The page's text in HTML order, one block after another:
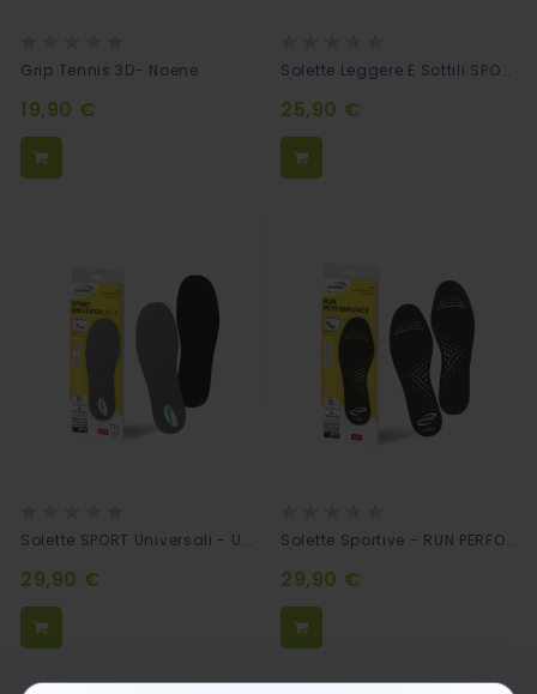
0%
Grip Tennis 3D- Noene
19,90 €
0% Solette Leggere E Sottili SPORT - INVISIBLE SOS1
25,90 €
0% Solette SPORT Universali - UNIVERSAL NO2
29,90 €
0% Solette Sportive - RUN PERFORMANCE
29,90 €